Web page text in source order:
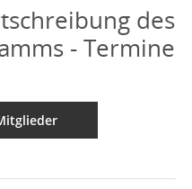
des
- Termine